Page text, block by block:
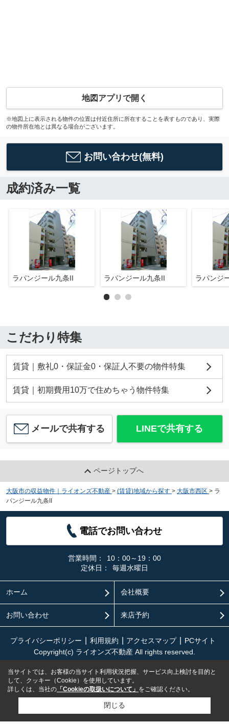
地図アプリで開く
※地図上に表示される物件の位置は付近住所に所在することを表すものであり、実際
の物件所在地とは異なる場合がございます。
お問い合わせ(無料)
成約済み一覧
ラパンジール九条II ラパンジール九条II ラパンジ
こだわり特集
賃貸｜敷礼0・保証金0・保証人不要の物件特集
賃貸｜初期費用10万で住めちゃう物件特集
メールで共有する LINEで共有する
ページトップへ
大阪市の収益物件｜ライオンズ不動産 > (賃貸)地域から探す > 大阪市西区 > ラ
パンジール九条II
電話でお問い合わせ
営業時間：
10：00～19：00
定休日：
毎週水曜日
ホーム 会社概要
お問い合わせ 来店予約
プライバシーポリシー 利用規約 アクセスマップ
PCサイト
Copyright(c) ライオンズ不動産 All rights reserved.
当サイトでは、お客様の当サイト利用状況把握、サービス向上検討を目的と
して、クッキー（Cookie）を使用しています。
詳しくは、当社の 「Cookieの取扱いについて」 をご確認ください。
閉じる